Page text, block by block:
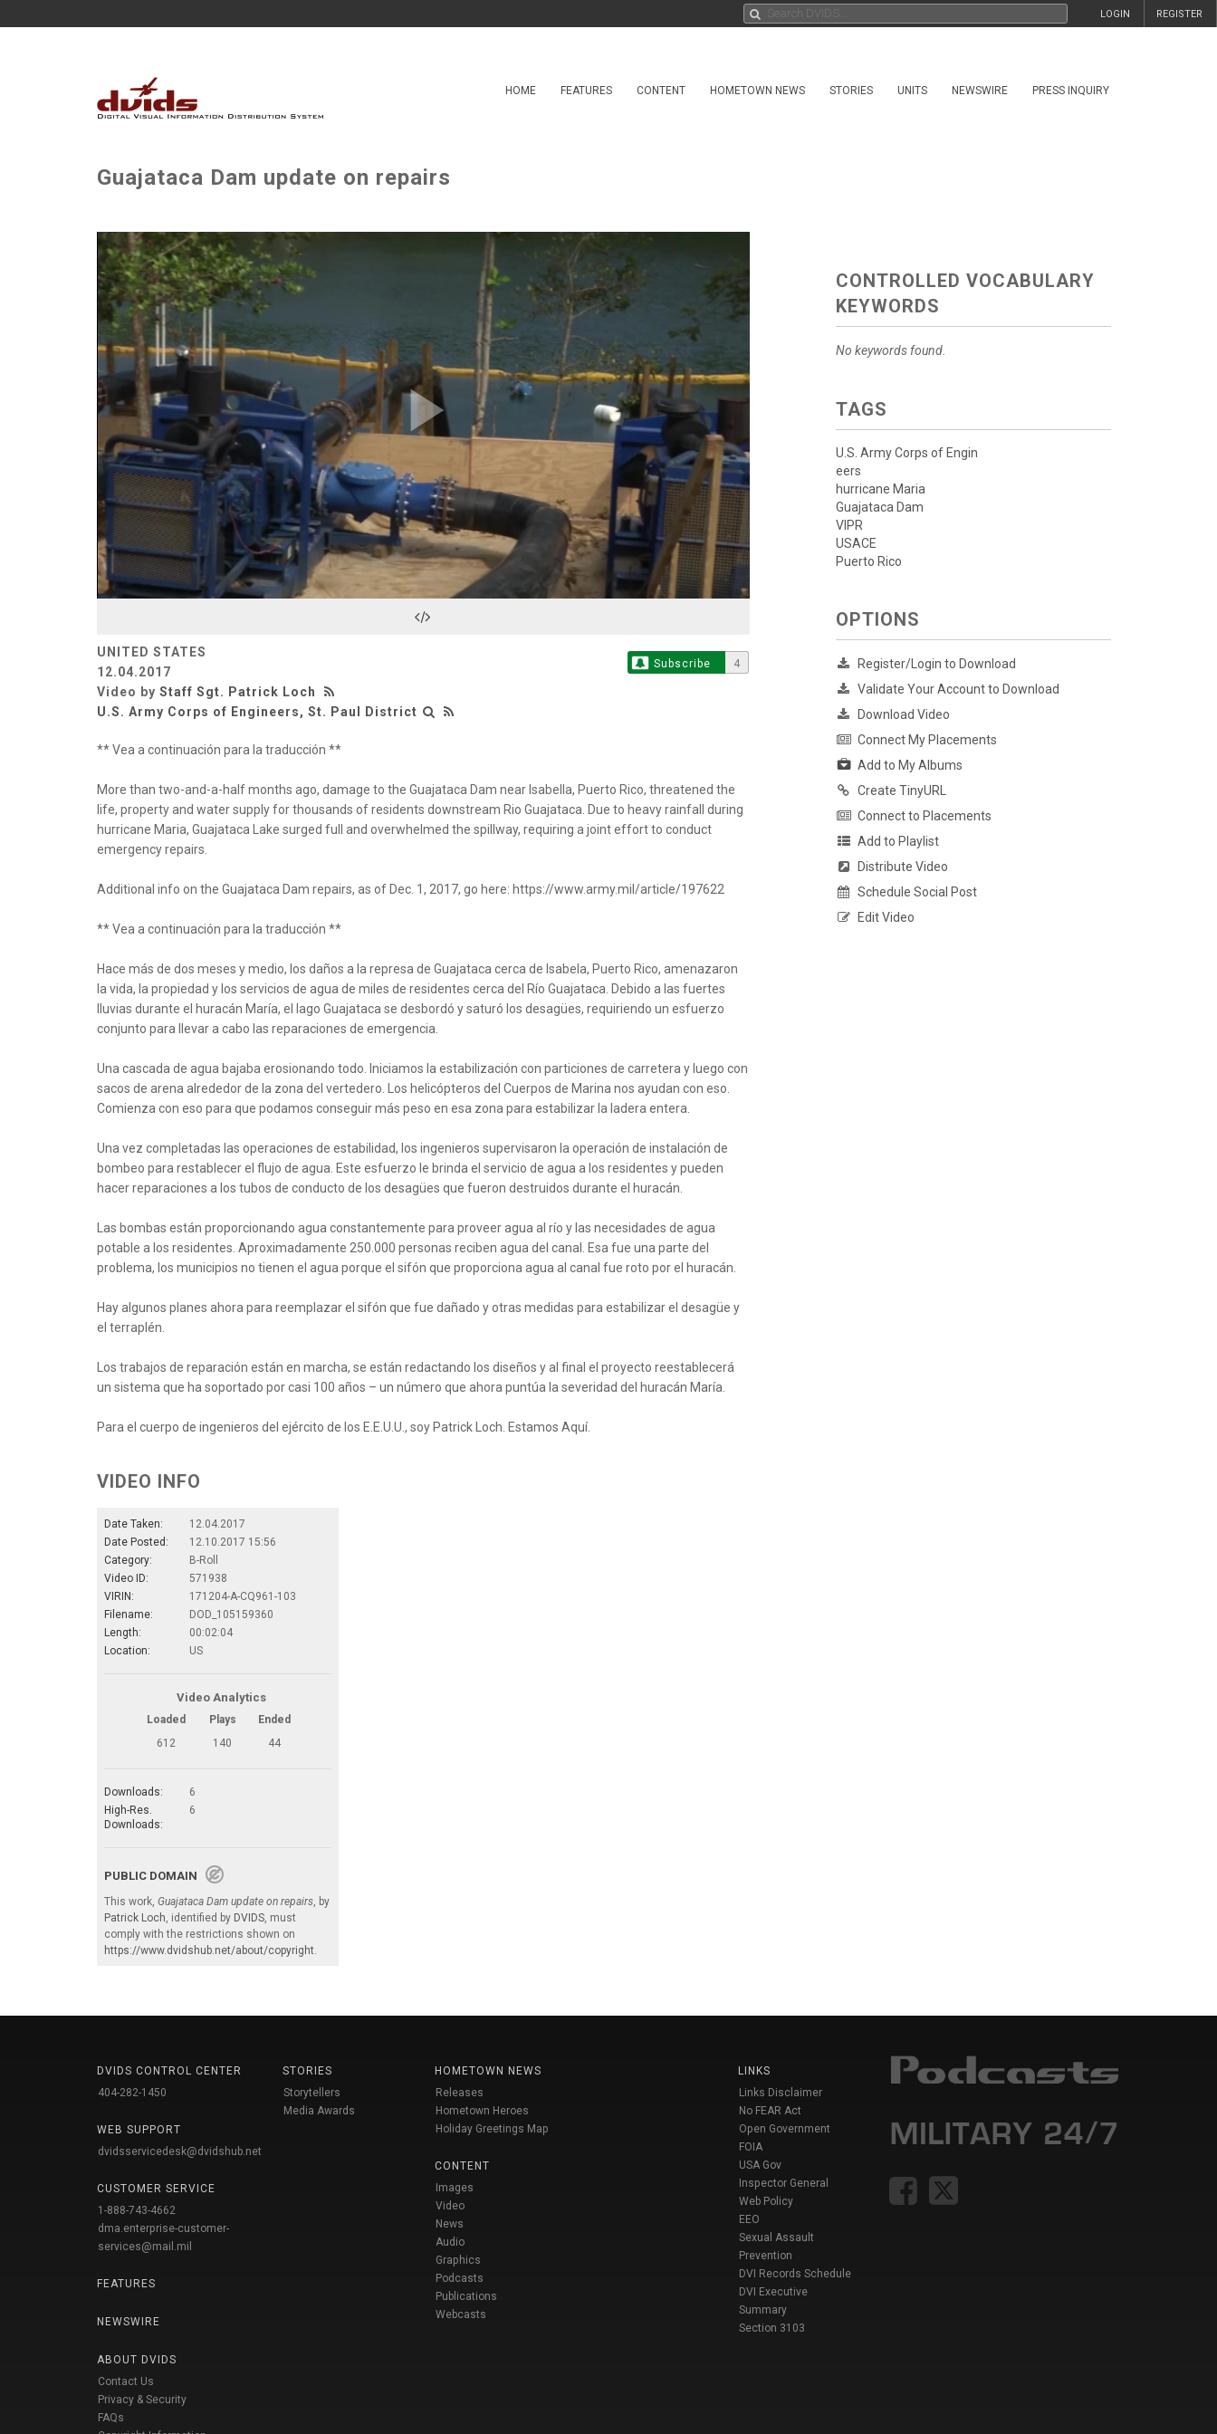
REGISTER
LOGIN
HOME FEATURES CONTENT HOMETOWN NEWS STORIES UNITS NEWSWIRE PRESS INQUIRY
Guajataca Dam update on repairs
Play
Video
UNITED STATES
12.04.2017
Video by Staff Sgt. Patrick Loch
U.S. Army Corps of Engineers, St. Paul District
Subscribe 4
** Vea a continuación para la traducción **
More than two-and-a-half months ago, damage to the Guajataca Dam near Isabella, Puerto Rico, threatened the
life, property and water supply for thousands of residents downstream Rio Guajataca. Due to heavy rainfall during
hurricane Maria, Guajataca Lake surged full and overwhelmed the spillway, requiring a joint effort to conduct
emergency repairs.
Additional info on the Guajataca Dam repairs, as of Dec. 1, 2017, go here: https://www.army.mil/article/197622
** Vea a continuación para la traducción **
Hace más de dos meses y medio, los daños a la represa de Guajataca cerca de Isabela, Puerto Rico, amenazaron
la vida, la propiedad y los servicios de agua de miles de residentes cerca del Río Guajataca. Debido a las fuertes
lluvias durante el huracán María, el lago Guajataca se desbordó y saturó los desagües, requiriendo un esfuerzo
conjunto para llevar a cabo las reparaciones de emergencia.
Una cascada de agua bajaba erosionando todo. Iniciamos la estabilización con particiones de carretera y luego con
sacos de arena alrededor de la zona del vertedero. Los helicópteros del Cuerpos de Marina nos ayudan con eso.
Comienza con eso para que podamos conseguir más peso en esa zona para estabilizar la ladera entera.
Una vez completadas las operaciones de estabilidad, los ingenieros supervisaron la operación de instalación de
bombeo para restablecer el flujo de agua. Este esfuerzo le brinda el servicio de agua a los residentes y pueden
hacer reparaciones a los tubos de conducto de los desagües que fueron destruidos durante el huracán.
Las bombas están proporcionando agua constantemente para proveer agua al río y las necesidades de agua
potable a los residentes. Aproximadamente 250.000 personas reciben agua del canal. Esa fue una parte del
problema, los municipios no tienen el agua porque el sifón que proporciona agua al canal fue roto por el huracán.
Hay algunos planes ahora para reemplazar el sifón que fue dañado y otras medidas para estabilizar el desagüe y
el terraplén.
Los trabajos de reparación están en marcha, se están redactando los diseños y al final el proyecto reestablecerá
un sistema que ha soportado por casi 100 años – un número que ahora puntúa la severidad del huracán María.
Para el cuerpo de ingenieros del ejército de los E.E.U.U., soy Patrick Loch. Estamos Aquí.
VIDEO INFO
Date Taken:
12.04.2017
Date Posted:
12.10.2017 15:56
Category:
B-Roll
Video ID:
571938
VIRIN:
171204-A-CQ961-103
Filename:
DOD_105159360
Length:
00:02:04
Location:
US
Video Analytics
Loaded Plays
Ended
612
140 44
Downloads:
6
High-Res.
Downloads:
6
PUBLIC DOMAIN
This work, Guajataca Dam update on repairs, by
Patrick Loch, identified by DVIDS, must
comply with the restrictions shown on
https://www.dvidshub.net/about/copyright.
CONTROLLED VOCABULARY
KEYWORDS
No keywords found.
TAGS
U.S. Army Corps of Engin
eers
hurricane Maria
Guajataca Dam
VIPR
USACE
Puerto Rico
OPTIONS
Register/Login to Download
Validate Your Account to Download
Download Video
Connect My Placements
Add to My Albums
Create TinyURL
Connect to Placements
Add to Playlist
Distribute Video
Schedule Social Post
Edit Video
DVIDS CONTROL CENTER
404-282-1450
WEB SUPPORT
dvidsservicedesk@dvidshub.net
CUSTOMER SERVICE
1-888-743-4662
dma.enterprise-customer-
services@mail.mil
FEATURES
NEWSWIRE
ABOUT DVIDS
Contact Us
Privacy & Security
FAQs
STORIES
Storytellers
Media Awards
HOMETOWN NEWS
Releases
Hometown Heroes
Holiday Greetings Map
CONTENT
Images
Video
News
Audio
Graphics
Podcasts
Publications
Webcasts
LINKS
Links Disclaimer
No FEAR Act
Open Government
FOIA
USA Gov
Inspector General
Web Policy
EEO
Sexual Assault
Prevention
DVI Records Schedule
DVI Executive
Summary
Section 3103